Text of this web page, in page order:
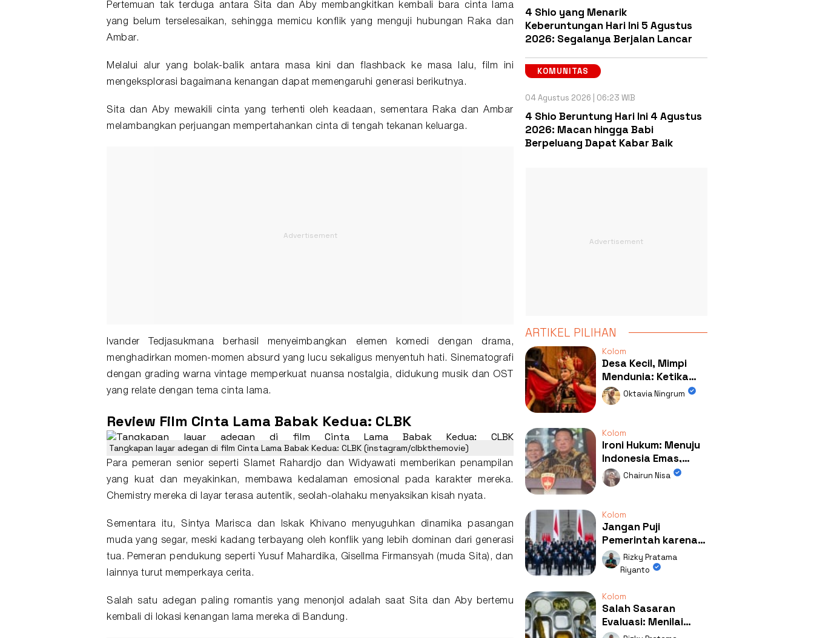
Pertemuan tak terduga antara Sita dan Aby membangkitkan kembali bara cinta lama
yang belum terselesaikan, sehingga memicu konflik yang menguji hubungan Raka dan
Ambar.
Melalui alur yang bolak-balik antara masa kini dan flashback ke masa lalu, film ini
mengeksplorasi bagaimana kenangan dapat memengaruhi generasi berikutnya.
Sita dan Aby mewakili cinta yang terhenti oleh keadaan, sementara Raka dan Ambar
melambangkan perjuangan mempertahankan cinta di tengah tekanan keluarga.
Ivander Tedjasukmana berhasil menyeimbangkan elemen komedi dengan drama,
menghadirkan momen-momen absurd yang lucu sekaligus menyentuh hati. Sinematografi
dengan grading warna vintage memperkuat nuansa nostalgia, didukung musik dan OST
yang relate dengan tema cinta lama.
Review Film Cinta Lama Babak Kedua: CLBK
Tangkapan layar adegan di film Cinta Lama Babak Kedua: CLBK (instagram/clbkthemovie)
Para pemeran senior seperti Slamet Rahardjo dan Widyawati memberikan penampilan
yang kuat dan meyakinkan, membawa kedalaman emosional pada karakter mereka.
Chemistry mereka di layar terasa autentik, seolah-olahaku menyaksikan kisah nyata.
Sementara itu, Sintya Marisca dan Iskak Khivano menyuguhkan dinamika pasangan
muda yang segar, meski kadang terbayang oleh konflik yang lebih dominan dari generasi
tua. Pemeran pendukung seperti Yusuf Mahardika, Gisellma Firmansyah (muda Sita), dan
lainnya turut memperkaya cerita.
Salah satu adegan paling romantis yang menonjol adalah saat Sita dan Aby bertemu
kembali di lokasi kenangan lama mereka di Bandung.
4 Shio yang Menarik
Keberuntungan Hari Ini 5 Agustus
2026: Segalanya Berjalan Lancar
KOMUNITAS
04 Agustus 2026 | 06:23 WIB
4 Shio Beruntung Hari Ini 4 Agustus
2026: Macan hingga Babi
Berpeluang Dapat Kabar Baik
ARTIKEL PILIHAN
Kolom
Desa Kecil, Mimpi
Mendunia: Ketika
Kolaborasi
Mengubah Wajah
Oktavia Ningrum
Kolom
Ironi Hukum: Menuju
Indonesia Emas,
Ternyata Emasnya
Ada di Rumah Febrie!
Chairun Nisa
Kolom
Jangan Puji
Pemerintah karena
Kerja: Mengapa
Publik Begitu Mudah
Rizky Pratama
Riyanto
Kolom
Salah Sasaran
Evaluasi: Menilai
Program MBG Lewat